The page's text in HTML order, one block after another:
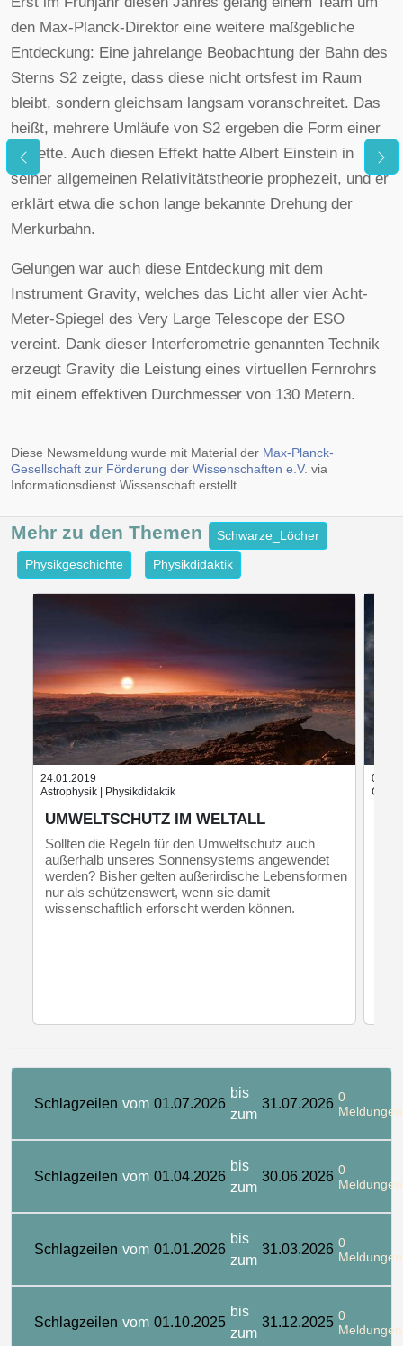
den Max-Planck-Direktor eine weitere maßgebliche
Entdeckung: Eine jahrelange Beobachtung der Bahn des
Sterns S2 zeigte, dass diese nicht ortsfest im Raum
bleibt, sondern gleichsam langsam voranschreitet. Das
heißt, mehrere Umläufe von S2 ergeben die Form einer
Rosette. Auch diesen Effekt hatte Albert Einstein in
seiner allgemeinen Relativitätstheorie prophezeit, und er
erklärt etwa die schon lange bekannte Drehung der
Merkurbahn.
Gelungen war auch diese Entdeckung mit dem
Instrument Gravity, welches das Licht aller vier Acht-
Meter-Spiegel des Very Large Telescope der ESO
vereint. Dank dieser Interferometrie genannten Technik
erzeugt Gravity die Leistung eines virtuellen Fernrohrs
mit einem effektiven Durchmesser von 130 Metern.
Diese Newsmeldung wurde mit Material der Max-Planck-
Gesellschaft zur Förderung der Wissenschaften e.V. via
Informationsdienst Wissenschaft erstellt.
Mehr zu den Themen
Schwarze_Löcher
Physikgeschichte
Physikdidaktik
24.01.2019
Astrophysik | Physikdidaktik
UMWELTSCHUTZ IM WELTALL
Sollten die Regeln für den Umweltschutz auch
außerhalb unseres Sonnensystems angewendet
werden? Bisher gelten außerirdische Lebensformen
nur als schützenswert, wenn sie damit
wissenschaftlich erforscht werden können.
Schlagzeilen vom 01.07.2026
bis
zum
31.07.2026 0
Meldungen
Schlagzeilen vom 01.04.2026
bis
zum
30.06.2026 0
Meldungen
Schlagzeilen vom 01.01.2026
bis
zum
31.03.2026 0
Meldungen
Schlagzeilen vom 01.10.2025
bis
zum
31.12.2025 0
Meldungen